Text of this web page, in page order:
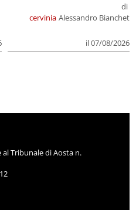
cervinia
di
Alessandro Bianchet
il 07/08/2026
Tribunale di Aosta n.